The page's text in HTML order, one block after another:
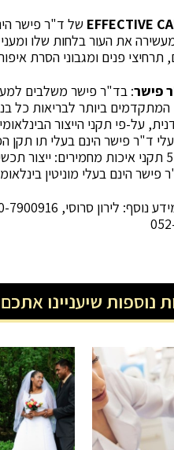
של ד"ר פישר
את העור בלחות שלו
תרחיצי פנים ומגבוני הסרת
פישר
המתקדמים ביותר לבריאות כל
על-פי תקני הייצור
ד"ר פישר הינם בעלי תו תקן
ועמידה ב-5 תקני איכות מחמירים:
פישר הינם בעלי מוניטין
נוסף: לירון סרוסי, , 050-7900916|
נוספות שיעניינו אתכם